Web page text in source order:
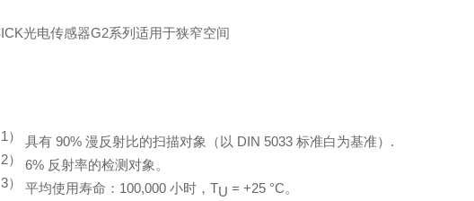
1）
具有 90% 漫反射比的扫描对象（以 DIN 5033 标准白为基准）.
2）
6% 反射率的检测对象。
3）
平均使用寿命：100,000 小时，TU = +25 °C。